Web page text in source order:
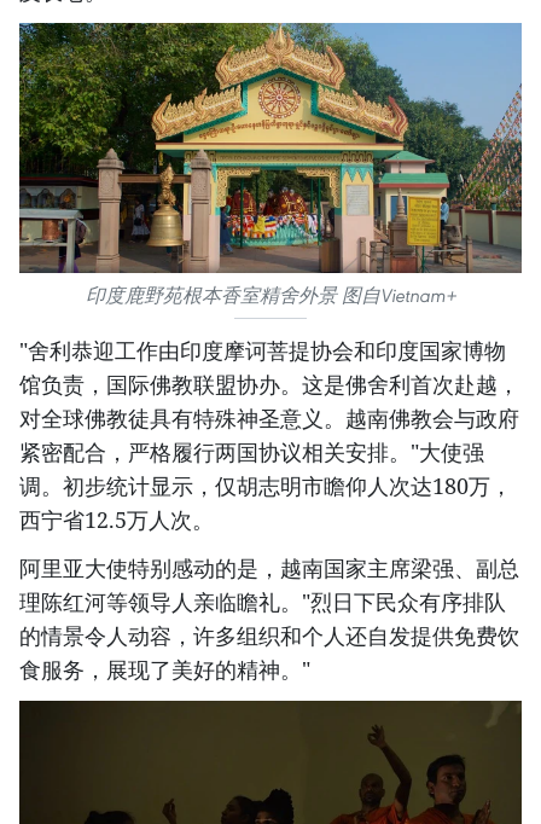
印度鹿野苑根本香室精舍外景 图自Vietnam+
"舍利恭迎工作由印度摩诃菩提协会和印度国家博物
馆负责，国际佛教联盟协办。这是佛舍利首次赴越，
对全球佛教徒具有特殊神圣意义。越南佛教会与政府
紧密配合，严格履行两国协议相关安排。"大使强
调。初步统计显示，仅胡志明市瞻仰人次达180万，
西宁省12.5万人次。
阿里亚大使特别感动的是，越南国家主席梁强、副总
理陈红河等领导人亲临瞻礼。"烈日下民众有序排队
的情景令人动容，许多组织和个人还自发提供免费饮
食服务，展现了美好的精神。"